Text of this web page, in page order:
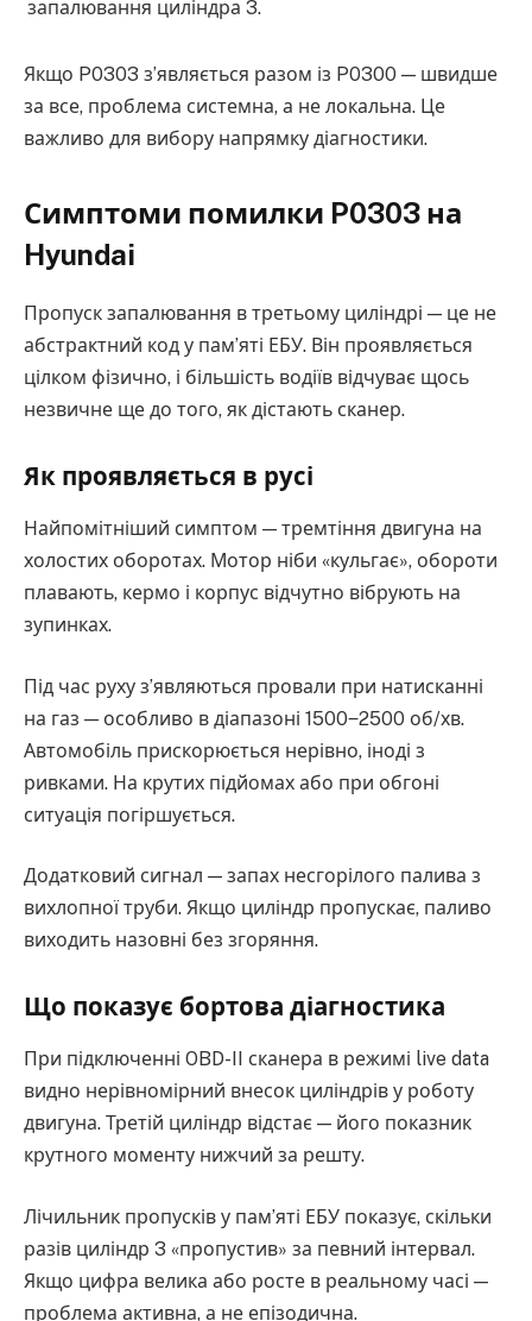
запалювання циліндра 3.
Якщо P0303 з’являється разом із P0300 — швидше
за все, проблема системна, а не локальна. Це
важливо для вибору напрямку діагностики.
Симптоми помилки P0303 на
Hyundai
Пропуск запалювання в третьому циліндрі — це не
абстрактний код у пам’яті ЕБУ. Він проявляється
цілком фізично, і більшість водіїв відчуває щось
незвичне ще до того, як дістають сканер.
Як проявляється в русі
Найпомітніший симптом — тремтіння двигуна на
холостих оборотах. Мотор ніби «кульгає», обороти
плавають, кермо і корпус відчутно вібрують на
зупинках.
Під час руху з’являються провали при натисканні
на газ — особливо в діапазоні 1500‒2500 об/хв.
Автомобіль прискорюється нерівно, іноді з
ривками. На крутих підйомах або при обгоні
ситуація погіршується.
Додатковий сигнал — запах несгорілого палива з
вихлопної труби. Якщо циліндр пропускає, паливо
виходить назовні без згоряння.
Що показує бортова діагностика
При підключенні OBD-II сканера в режимі live data
видно нерівномірний внесок циліндрів у роботу
двигуна. Третій циліндр відстає — його показник
крутного моменту нижчий за решту.
Лічильник пропусків у пам’яті ЕБУ показує, скільки
разів циліндр 3 «пропустив» за певний інтервал.
Якщо цифра велика або росте в реальному часі —
проблема активна, а не епізодична.